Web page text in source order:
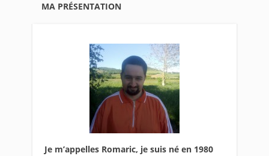
MA PRÉSENTATION
Je m’appelles Romaric, je suis né en 1980